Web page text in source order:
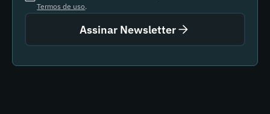
Termos de uso.
Assinar Newsletter